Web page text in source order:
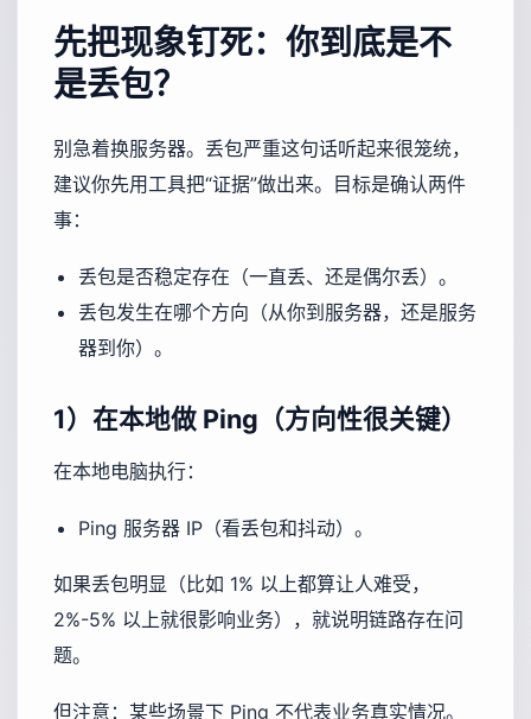
先把现象钉死：你到底是不
是丢包？
别急着换服务器。丢包严重这句话听起来很笼统，
建议你先用工具把“证据”做出来。目标是确认两件
事：
丢包是否稳定存在（一直丢、还是偶尔丢）。
丢包发生在哪个方向（从你到服务器，还是服务
器到你）。
1）在本地做 Ping（方向性很关键）
在本地电脑执行：
Ping 服务器 IP（看丢包和抖动）。
如果丢包明显（比如 1% 以上都算让人难受，
2%-5% 以上就很影响业务），就说明链路存在问
题。
但注意：某些场景下 Ping 不代表业务真实情况。